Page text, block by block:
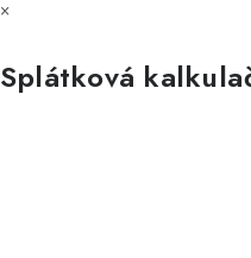
Formulář odstoupení od
×
Splátková